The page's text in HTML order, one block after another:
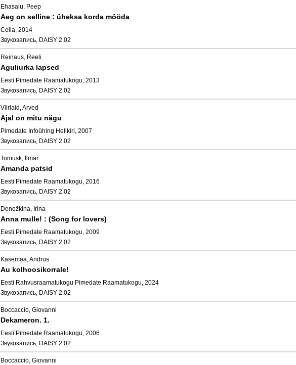
Ehasalu, Peep
Aeg on selline : üheksa korda mööda
Celia, 2014
Звукозапись, DAISY 2.02
Reinaus, Reeli
Aguliurka lapsed
Eesti Pimedate Raamatukogu, 2013
Звукозапись, DAISY 2.02
Viirlaid, Arved
Ajal on mitu nägu
Pimedate Infoühing Helikiri, 2007
Звукозапись, DAISY 2.02
Tomusk, Ilmar
Amanda patsid
Eesti Pimedate Raamatukogu, 2016
Звукозапись, DAISY 2.02
Denežkina, Irina
Anna mulle! : (Song for lovers)
Eesti Pimedate Raamatukogu, 2009
Звукозапись, DAISY 2.02
Kasemaa, Andrus
Au kolhoosikorrale!
Eesti Rahvusraamatukogu Pimedate Raamatukogu, 2024
Звукозапись, DAISY 2.02
Boccaccio, Giovanni
Dekameron. 1.
Eesti Pimedate Raamatukogu, 2006
Звукозапись, DAISY 2.02
Boccaccio, Giovanni